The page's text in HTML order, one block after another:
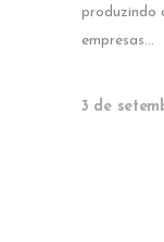
produzindo
empresas…
3 de